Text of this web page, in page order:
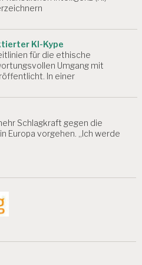
KI-Kype
für die ethische
Umgang mit
In einer
Schlagkraft gegen die
Europa vorgehen. „Ich werde